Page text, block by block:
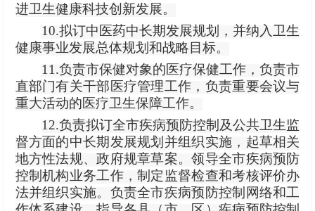
进卫生健康科技创新发展。
10.拟订中医药中长期发展规划，并纳入卫生
健康事业发展总体规划和战略目标。
11.负责市保健对象的医疗保健工作，负责市
直部门有关干部医疗管理工作，负责重要会议与
重大活动的医疗卫生保障工作。
12.负责拟订全市疾病预防控制及公共卫生监
督方面的中长期发展规划并组织实施，起草相关
地方性法规、政府规章草案。领导全市疾病预防
控制机构业务工作，制定监督检查和考核评价办
法并组织实施。负责全市疾病预防控制网络和工